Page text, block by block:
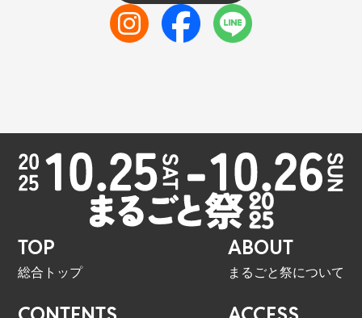
TOP
総合トップ
ABOUT
まるごと祭について